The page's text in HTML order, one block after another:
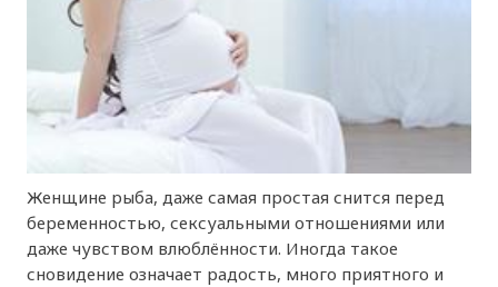
Женщине рыба, даже самая простая снится перед
беременностью, сексуальными отношениями или
даже чувством влюблённости. Иногда такое
сновидение означает радость, много приятного и